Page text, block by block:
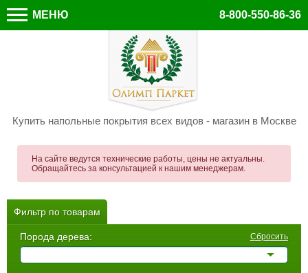
МЕНЮ 8-800-550-86-36
Купить напольные покрытия всех видов - магазин в Москве
На сайте ведутся технические работы, цены не актуальны.
Обращайтесь за консультацией к нашим менеджерам.
Фильтр по товарам
Сбросить
Порода дерева: